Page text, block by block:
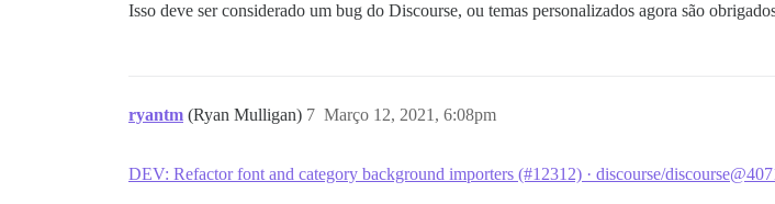
Isso deve ser considerado um bug do Discourse, ou temas personalizados agora são
ryantm (Ryan Mulligan) Março 12, 2021, 6:08pm
7
DEV: Refactor font and category background importers (#12312) · discourse/